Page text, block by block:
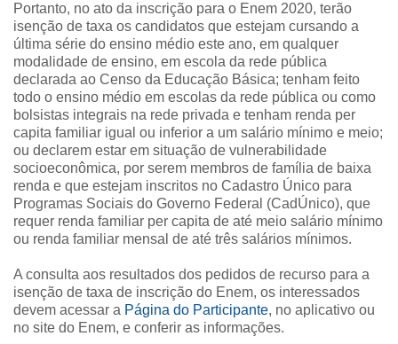
Portanto, no ato da inscrição para o Enem 2020, terão
isenção de taxa os candidatos que estejam cursando a
última série do ensino médio este ano, em qualquer
modalidade de ensino, em escola da rede pública
declarada ao Censo da Educação Básica; tenham feito
todo o ensino médio em escolas da rede pública ou como
bolsistas integrais na rede privada e tenham renda per
capita familiar igual ou inferior a um salário mínimo e meio;
ou declarem estar em situação de vulnerabilidade
socioeconômica, por serem membros de família de baixa
renda e que estejam inscritos no Cadastro Único para
Programas Sociais do Governo Federal (CadÚnico), que
requer renda familiar per capita de até meio salário mínimo
ou renda familiar mensal de até três salários mínimos.
A consulta aos resultados dos pedidos de recurso para a
isenção de taxa de inscrição do Enem, os interessados
devem acessar a Página do Participante, no aplicativo ou
no site do Enem, e conferir as informações.